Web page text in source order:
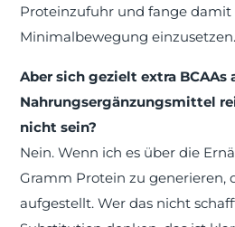
Proteinzufuhr und fange damit
Minimalbewegung
Aber sich gezielt extra BCAAs
Nahrungsergänzungsmittel
nicht sein?
Nein. Wenn ich es über die
Gramm Protein zu generieren,
aufgestellt. Wer das nicht